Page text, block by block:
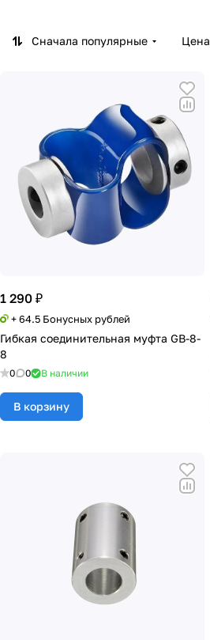
Сначала популярные Цена
1 290 ₽
+ 64.5 Бонусных рублей
Гибкая соединительная муфта GB-8-
8
0 0 В наличии
В корзину